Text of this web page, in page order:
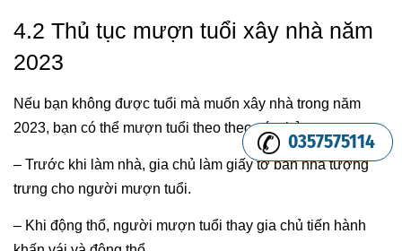
4.2 Thủ tục mượn tuổi xây nhà năm
2023
Nếu bạn không được tuổi mà muốn xây nhà trong năm
2023, bạn có thể mượn tuổi theo theo các thủ tục sau:
– Trước khi làm nhà, gia chủ làm giấy tờ bán nhà tượng
trưng cho người mượn tuổi.
– Khi động thổ, người mượn tuổi thay gia chủ tiến hành
0357575114